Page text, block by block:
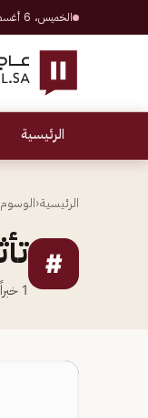
الخميس، 6 أغسطس 2026 · 23 صفر 1448 هـ
الرئيسية
الرئيسية‹الوسوم
#
1